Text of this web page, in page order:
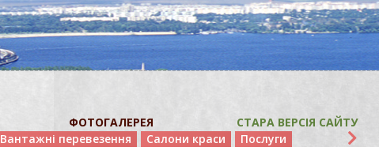
ФОТОГАЛЕРЕЯ
СТАРА ВЕРСІЯ САЙТУ
Вантажні перевезення Салони краси
Послуги